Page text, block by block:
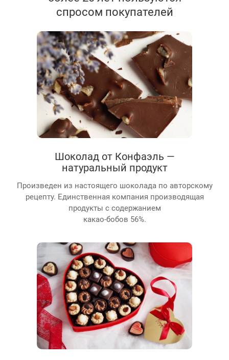
спросом покупателей
Шоколад от Конфаэль —
натуральный продукт
Произведен из настоящего шоколада по авторскому
рецепту. Единственная компания производящая
продукты с содержанием
какао-бобов 56%.